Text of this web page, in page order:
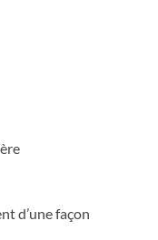
d’une façon